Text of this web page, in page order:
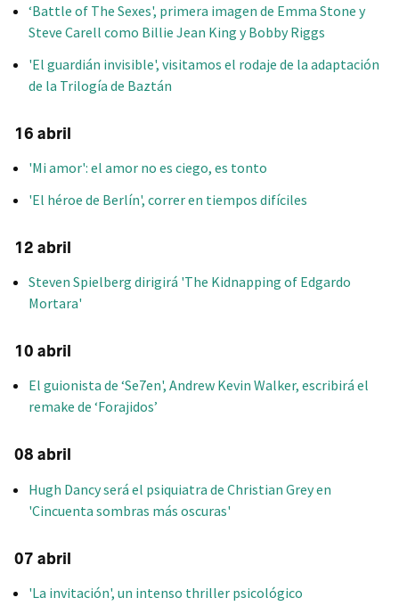
‘Battle of The Sexes', primera imagen de Emma Stone y
Steve Carell como Billie Jean King y Bobby Riggs
'El guardián invisible', visitamos el rodaje de la adaptación
de la Trilogía de Baztán
16 abril
'Mi amor': el amor no es ciego, es tonto
'El héroe de Berlín', correr en tiempos difíciles
12 abril
Steven Spielberg dirigirá 'The Kidnapping of Edgardo
Mortara'
10 abril
El guionista de ‘Se7en', Andrew Kevin Walker, escribirá el
remake de ‘Forajidos’
08 abril
Hugh Dancy será el psiquiatra de Christian Grey en
'Cincuenta sombras más oscuras'
07 abril
'La invitación', un intenso thriller psicológico